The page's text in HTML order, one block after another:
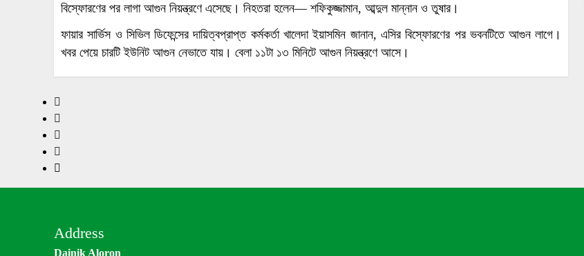
বিস্ফোরণের পর লাগা আগুন নিয়ন্ত্রণে এসেছে। নিহতরা হলেন— শফিকুজ্জামান, আব্দুল মান্নান ও তুষার।
ফায়ার সার্ভিস ও সিভিল ডিফেন্সের দায়িত্বপ্রাপ্ত কর্মকর্তা খালেদা ইয়াসমিন জানান, এসির বিস্ফোরণের পর ভবনটিতে আগুন লাগে।
খবর পেয়ে চারটি ইউনিট আগুন নেভাতে যায়। বেলা ১১টা ১৩ মিনিটে আগুন নিয়ন্ত্রণে আসে।
Address
Dainik Aloron